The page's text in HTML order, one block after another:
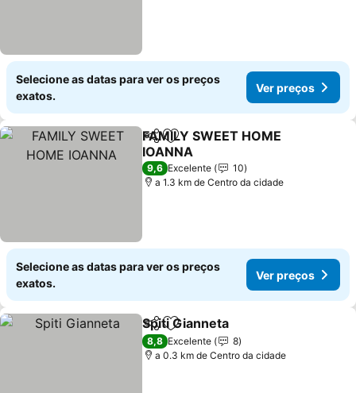
Selecione as datas para ver os preços
exatos.
Ver preços
PartilharAdicionar aos favoritos
FAMILY SWEET HOME
IOANNA
9,6 Excelente
10
a 1.3 km de Centro da cidade
Selecione as datas para ver os preços
exatos.
Ver preços
PartilharAdicionar aos favoritos
Spiti Gianneta
8,8 Excelente
8
a 0.3 km de Centro da cidade